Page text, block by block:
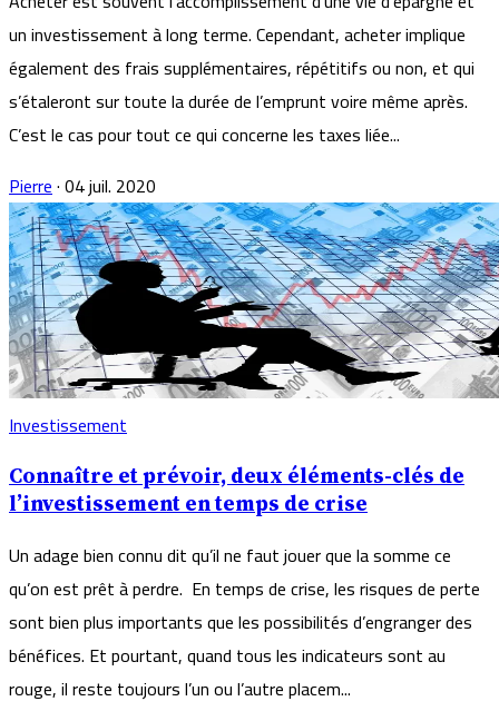
un investissement à long terme. Cependant, acheter implique
également des frais supplémentaires, répétitifs ou non, et qui
s’étaleront sur toute la durée de l’emprunt voire même après.
C’est le cas pour tout ce qui concerne les taxes liée...
Pierre·04 juil. 2020
Investissement
Connaître et prévoir, deux éléments-clés de
l’investissement en temps de crise
Un adage bien connu dit qu’il ne faut jouer que la somme ce
qu’on est prêt à perdre. En temps de crise, les risques de perte
sont bien plus importants que les possibilités d’engranger des
bénéfices. Et pourtant, quand tous les indicateurs sont au
rouge, il reste toujours l’un ou l’autre placem...